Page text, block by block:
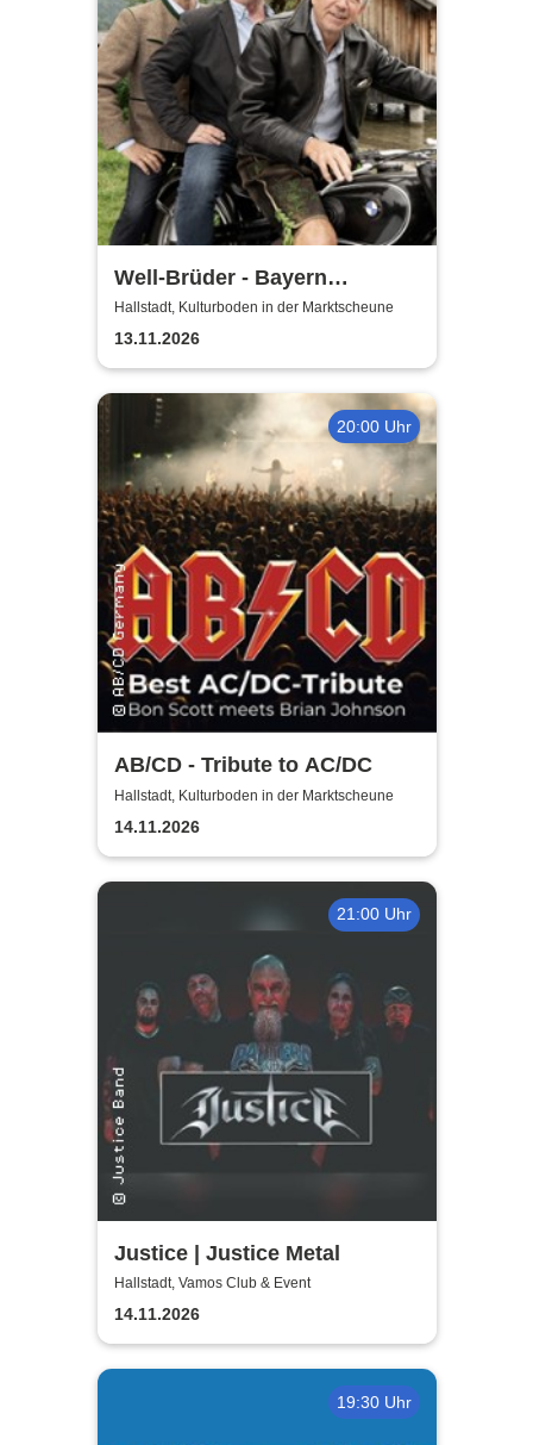
Well-Brüder - Bayern
Unplugged
Hallstadt, Kulturboden in der Marktscheune
13.11.2026
20:00 Uhr
AB/CD - Tribute to AC/DC
Hallstadt, Kulturboden in der Marktscheune
14.11.2026
21:00 Uhr
Justice | Justice Metal
Hallstadt, Vamos Club & Event
14.11.2026
19:30 Uhr